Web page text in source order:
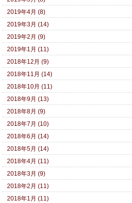
2019年4月 (8)
2019年3月 (14)
2019年2月 (9)
2019年1月 (11)
2018年12月 (9)
2018年11月 (14)
2018年10月 (11)
2018年9月 (13)
2018年8月 (9)
2018年7月 (10)
2018年6月 (14)
2018年5月 (14)
2018年4月 (11)
2018年3月 (9)
2018年2月 (11)
2018年1月 (11)